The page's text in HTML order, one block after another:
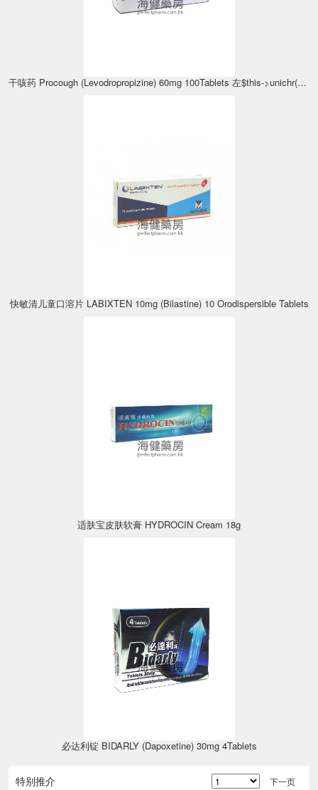
干咳药 Procough (Levodropropizine) 60mg 100Tablets 左$this->unichr(32671);丙$this->unichr(21708);$this->unichr(21994);
快敏清儿童口溶片 LABIXTEN 10mg (Bilastine) 10 Orodispersible Tablets
适肤宝皮肤软膏 HYDROCIN Cream 18g
必达利锭 BIDARLY (Dapoxetine) 30mg 4Tablets
特别推介 下一页